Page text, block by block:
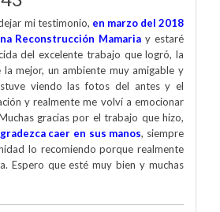
mi testimonio, en marzo del 2018
Reconstrucción Mamaria y estaré
del excelente trabajo que logró, la
la mejor, un ambiente muy amigable y
viendo las fotos del antes y el
y realmente me volví a emocionar
gracias por el trabajo que hizo,
caer en sus manos, siempre
lo recomiendo porque realmente
Espero que esté muy bien y muchas